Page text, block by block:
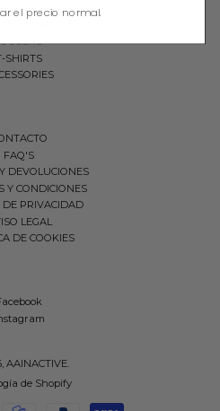
SHIRTS
FAQ'S
DEVOLUCIONES
Y CONDICIONES
DE PRIVACIDAD
LEGAL
DE COOKIES
AAINACTIVE.
de Shopify
el precio normal.